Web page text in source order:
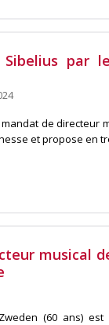
par
de directeur
et propose en
musical
(60 ans) est